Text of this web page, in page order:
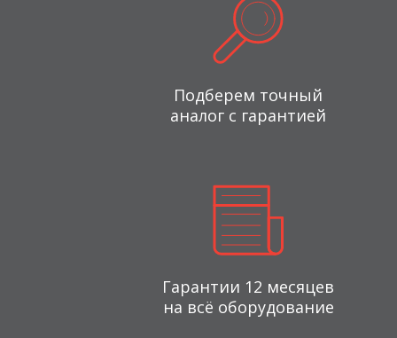
Подберем точный
аналог с гарантией
Гарантии 12 месяцев
на всё оборудование